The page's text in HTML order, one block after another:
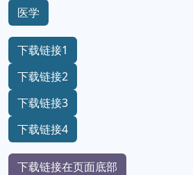
医学
下载链接1
下载链接2
下载链接3
下载链接4
下载链接在页面底部